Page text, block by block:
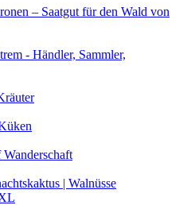
– Saatgut für den Wald von
- Händler, Sammler,
| Walnüsse